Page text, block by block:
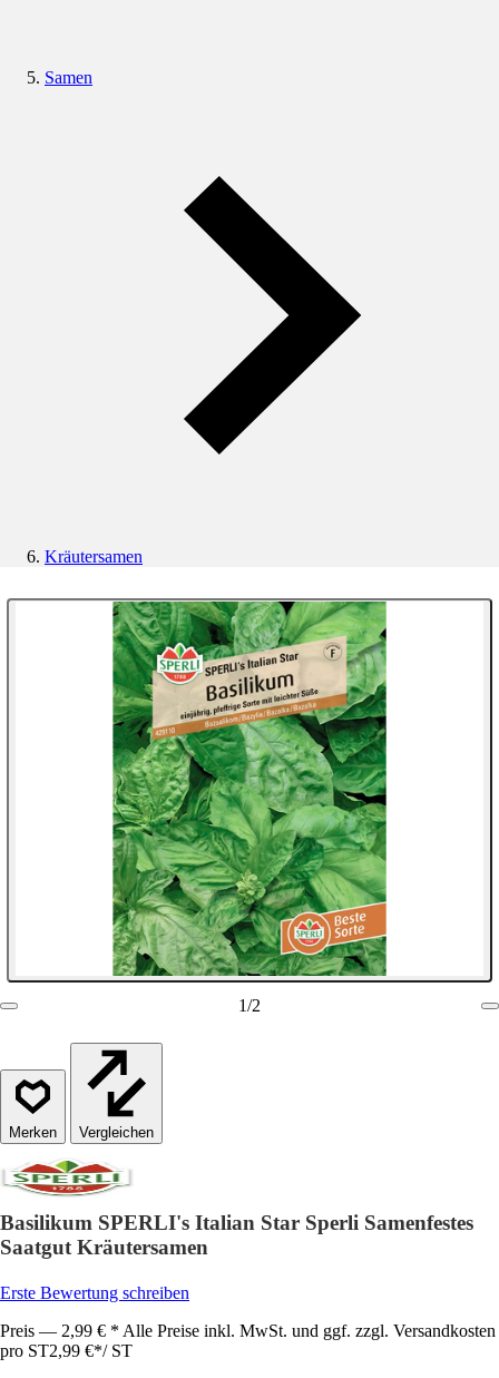
Samen
Kräutersamen
1/2
Vergleichen
Basilikum SPERLI's Italian Star Sperli Samenfestes
Saatgut Kräutersamen
Erste Bewertung schreiben
Preis — 2,99 € * Alle Preise inkl. MwSt. und ggf. zzgl. Versandkosten
pro ST2,99 €*/ ST